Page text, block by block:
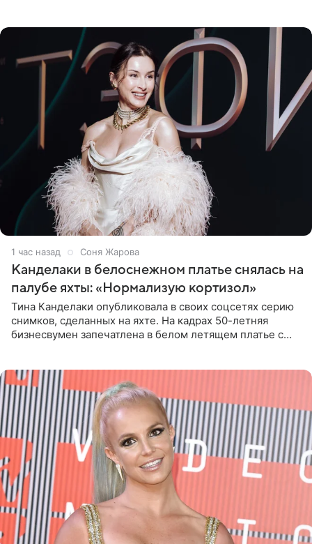
1 час назад Соня Жарова
Канделаки в белоснежном платье снялась на
палубе яхты: «Нормализую кортизол»
Тина Канделаки опубликовала в своих соцсетях серию
снимков, сделанных на яхте. На кадрах 50-летняя
бизнесвумен запечатлена в белом летящем платье с